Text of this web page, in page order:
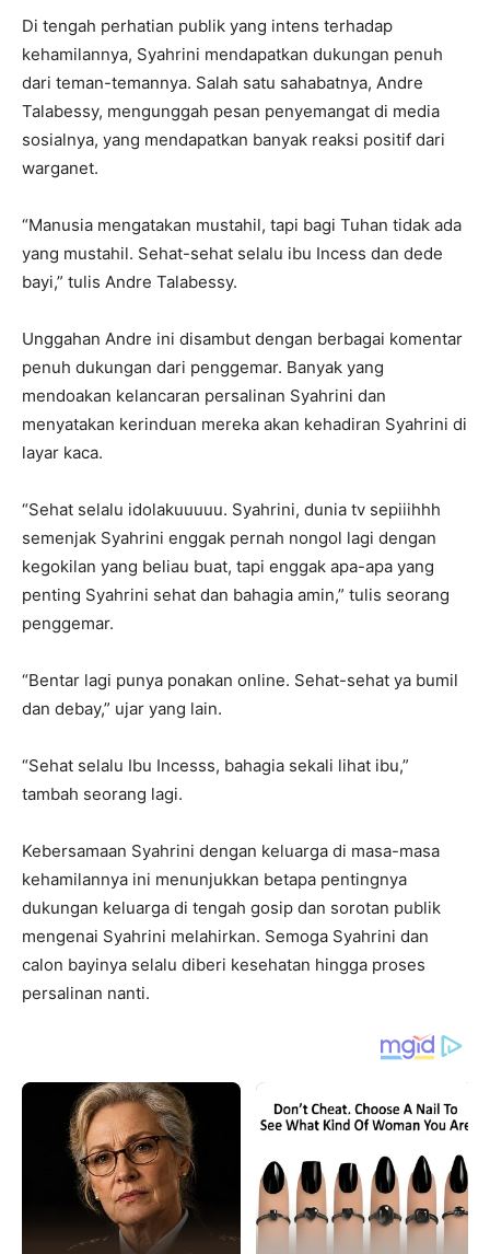
Di tengah perhatian publik yang intens terhadap
kehamilannya, Syahrini mendapatkan dukungan penuh
dari teman-temannya. Salah satu sahabatnya, Andre
Talabessy, mengunggah pesan penyemangat di media
sosialnya, yang mendapatkan banyak reaksi positif dari
warganet.
“Manusia mengatakan mustahil, tapi bagi Tuhan tidak ada
yang mustahil. Sehat-sehat selalu ibu Incess dan dede
bayi,” tulis Andre Talabessy.
Unggahan Andre ini disambut dengan berbagai komentar
penuh dukungan dari penggemar. Banyak yang
mendoakan kelancaran persalinan Syahrini dan
menyatakan kerinduan mereka akan kehadiran Syahrini di
layar kaca.
“Sehat selalu idolakuuuuu. Syahrini, dunia tv sepiiihhh
semenjak Syahrini enggak pernah nongol lagi dengan
kegokilan yang beliau buat, tapi enggak apa-apa yang
penting Syahrini sehat dan bahagia amin,” tulis seorang
penggemar.
“Bentar lagi punya ponakan online. Sehat-sehat ya bumil
dan debay,” ujar yang lain.
“Sehat selalu Ibu Incesss, bahagia sekali lihat ibu,”
tambah seorang lagi.
Kebersamaan Syahrini dengan keluarga di masa-masa
kehamilannya ini menunjukkan betapa pentingnya
dukungan keluarga di tengah gosip dan sorotan publik
mengenai Syahrini melahirkan. Semoga Syahrini dan
calon bayinya selalu diberi kesehatan hingga proses
persalinan nanti.